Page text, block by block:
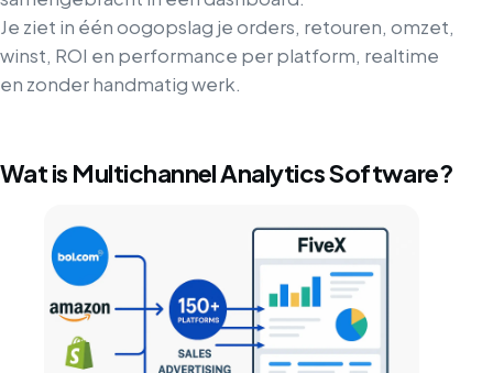
Je ziet in één oogopslag je orders, retouren, omzet,
winst, ROI en performance per platform, realtime
en zonder handmatig werk.
Wat is Multichannel Analytics Software?